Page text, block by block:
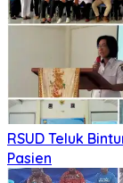
RSUD Teluk
Pasien